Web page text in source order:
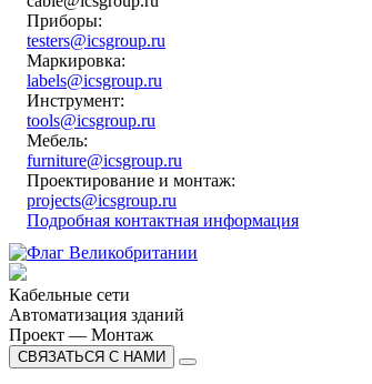
Приборы:
testers@icsgroup.ru
Маркировка:
labels@icsgroup.ru
Инструмент:
tools@icsgroup.ru
Мебель:
furniture@icsgroup.ru
Проектирование и монтаж:
projects@icsgroup.ru
Подробная контактная информация
Кабельные сети
Автоматизация зданий
Проект — Монтаж
СВЯЗАТЬСЯ С НАМИ